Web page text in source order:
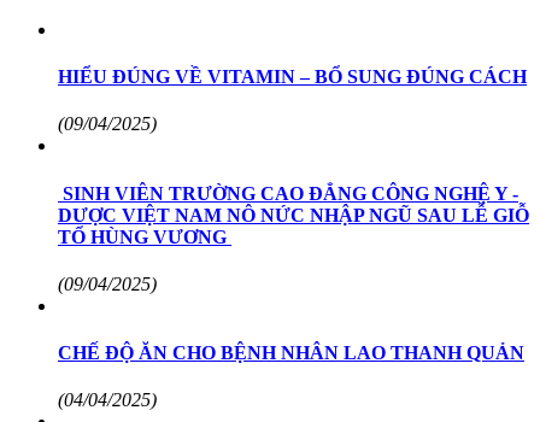
HIỂU ĐÚNG VỀ VITAMIN – BỔ SUNG ĐÚNG CÁCH
(09/04/2025)
SINH VIÊN TRƯỜNG CAO ĐẲNG CÔNG NGHỆ Y -
DƯỢC VIỆT NAM NÔ NỨC NHẬP NGŨ SAU LỄ GIỖ
TỔ HÙNG VƯƠNG
(09/04/2025)
CHẾ ĐỘ ĂN CHO BỆNH NHÂN LAO THANH QUẢN
(04/04/2025)